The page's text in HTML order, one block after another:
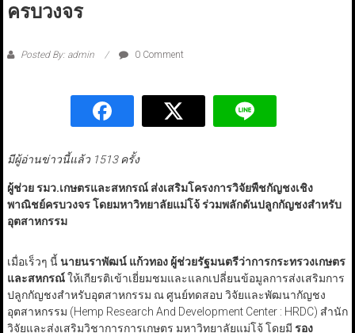
ครบวงจร
Posted By: admin 0 Comment
มีผู้อ่านข่าวนี้แล้ว 1513 ครั้ง
ผู้ช่วย รมว.เกษตรและสหกรณ์ ส่งเสริมโครงการวิจัยพืชกัญชงเชิง
พาณิชย์ครบวงจร โดยมหาวิทยาลัยแม่โจ้ ร่วมพลักดันปลูกกัญชงสำหรับ
อุตสาหกรรม
เมื่อเร็วๆ นี้นายนราพัฒน์ แก้วทอง ผู้ช่วยรัฐมนตรีว่าการกระทรวงเกษตร
และสหกรณ์ให้เกียรติเข้าเยี่ยมชมและแลกเปลี่ยนข้อมูลการส่งเสริมการ
ปลูกกัญชงสำหรับอุตสาหกรรม ณ ศูนย์ทดสอบ วิจัยและพัฒนากัญชง
อุตสาหกรรม (Hemp Research And Development Center : HRDC) สำนัก
วิจัยและส่งเสริมวิชาการการเกษตร มหาวิทยาลัยแม่โจ้ โดยมี รอง